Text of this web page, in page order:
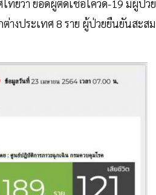
ทยว่า ยอดผู้ติดเชื้อโควิด-19 มีผู้ป่วย
างประเทศ 8 ราย ผู้ป่วยยืนยันสะสม